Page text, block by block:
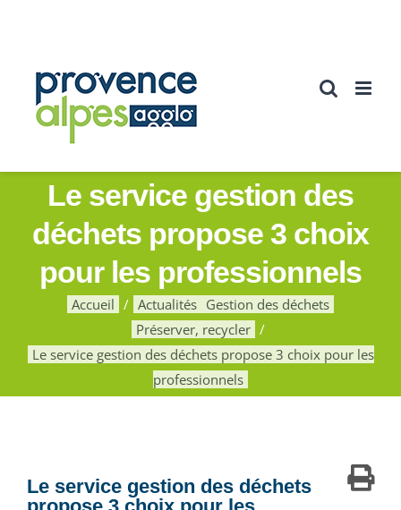
Le service gestion des
déchets propose 3 choix
pour les professionnels
Accueil Actualités Gestion des déchets
Préserver, recycler
Le service gestion des déchets propose 3 choix pour les
professionnels
Le service gestion des déchets